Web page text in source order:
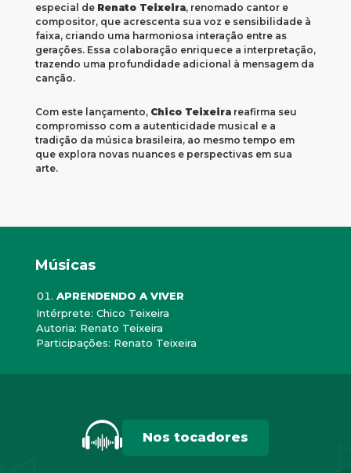
especial de Renato Teixeira, renomado cantor e
compositor, que acrescenta sua voz e sensibilidade à
faixa, criando uma harmoniosa interação entre as
gerações. Essa colaboração enriquece a interpretação,
trazendo uma profundidade adicional à mensagem da
canção.
Com este lançamento, Chico Teixeirareafirma seu
compromisso com a autenticidade musical e a
tradição da música brasileira, ao mesmo tempo em
que explora novas nuances e perspectivas em sua
arte.
Músicas
APRENDENDO A VIVER
Intérprete: Chico Teixeira
Autoria: Renato Teixeira
Participações: Renato Teixeira
Nos tocadores